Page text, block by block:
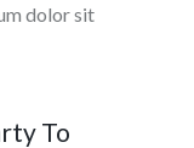
dolor sit
To